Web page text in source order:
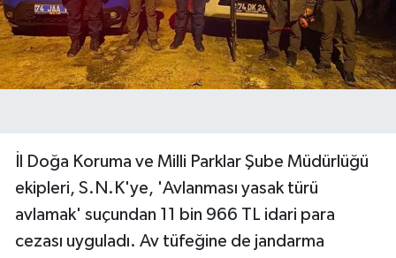
İl Doğa Koruma ve Milli Parklar Şube Müdürlüğü
ekipleri, S.N.K'ye, 'Avlanması yasak türü
avlamak' suçundan 11 bin 966 TL idari para
cezası uyguladı. Av tüfeğine de jandarma